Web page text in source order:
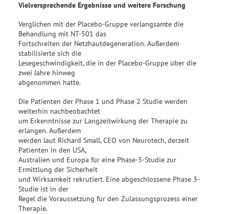
Vielversprechende Ergebnisse und weitere Forschung
Verglichen mit der Placebo-Gruppe verlangsamte die
Behandlung mit NT-501 das
Fortschreiten der Netzhautdegeneration. Außerdem
stabilisierte sich die
Lesegeschwindigkeit, die in der Placebo-Gruppe über die
zwei Jahre hinweg
abgenommen hatte.
Die Patienten der Phase 1 und Phase 2 Studie werden
weiterhin nachbeobachtet
um Erkenntnisse zur Langzeitwirkung der Therapie zu
erlangen. Außerdem
werden laut Richard Small, CEO von Neurotech, derzeit
Patienten in den USA,
Australien und Europa für eine Phase-3-Studie zur
Ermittlung der Sicherheit
und Wirksamkeit rekrutiert. Eine abgeschlossene Phase 3-
Studie ist in der
Regel die Voraussetzung für den Zulassungsprozess einer
Therapie.